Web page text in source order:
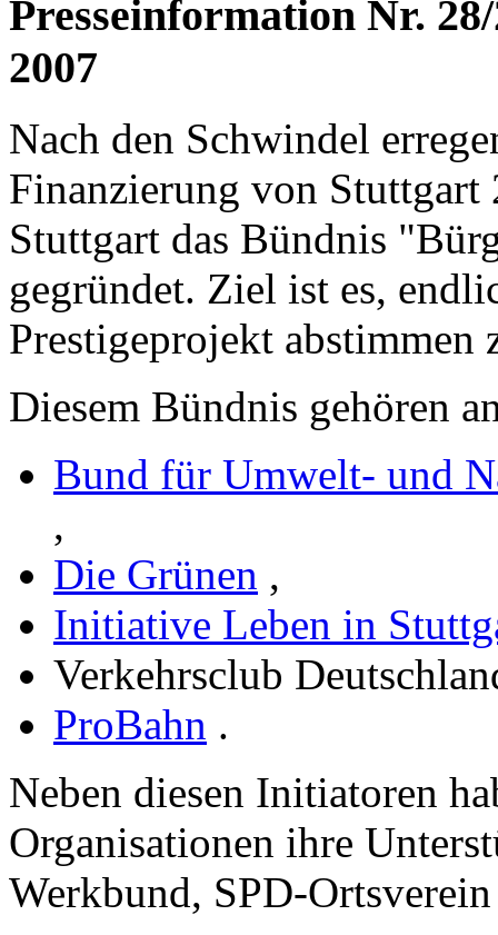
Presseinformation Nr.
2007
Nach den Schwindel
Finanzierung von
Stuttgart das Bündnis
gegründet. Ziel ist es,
Prestigeprojekt abstimmen
Diesem Bündnis gehören
Bund für Umwelt- und
,
Die Grünen ,
Initiative Leben in
Verkehrsclub
ProBahn .
Neben diesen Initiatoren
Organisationen ihre
Werkbund, SPD-